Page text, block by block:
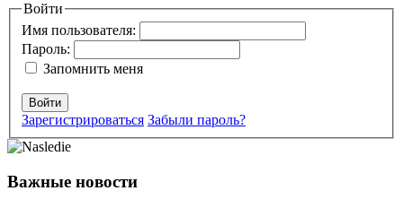
Ваш адрес email не будет опубликован. Обязательные поля
помечены*
Комментарий*
Войти
Имя пользователя:
Пароль:
Запомнить меня
Войти
Зарегистрироваться Забыли пароль?
Важные новости